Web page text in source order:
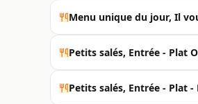
Menu unique du jour, Il
Petits salés, Entrée - Plat
Petits salés, Entrée - Plat